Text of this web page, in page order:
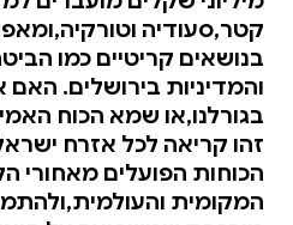
קטר,סעודיה
בנושאים קריטיים כמו
והמדיניות בירושלים.
בגורלנו,או שמא הכוח
זהו קריאה לכל אזרח
הכוחות הפועלים מאחורי
המקומית